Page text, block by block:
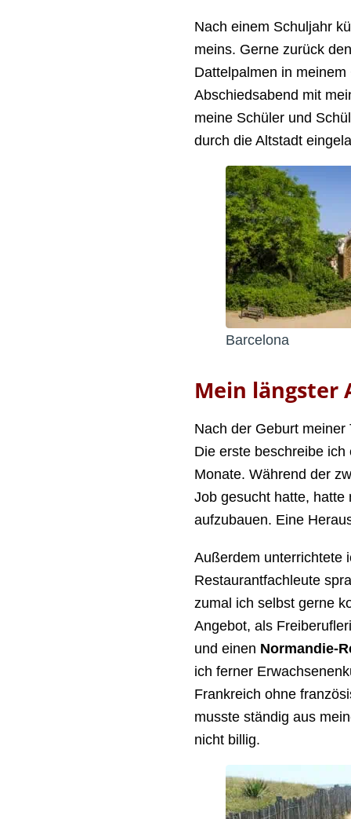
Nach einem Schuljahr
meins. Gerne zurück
Dattelpalmen in
Abschiedsabend mit
meine Schüler und
durch die Altstadt
Barcelona
Mein längster
Nach der Geburt
Die erste beschreibe
Monate. Während der
Job gesucht hatte,
aufzubauen. Eine
Außerdem unterrichtete
Restaurantfachleute
zumal ich selbst gerne
Angebot, als
und einen Normandie-
ich ferner
Frankreich ohne
musste ständig aus
nicht billig.